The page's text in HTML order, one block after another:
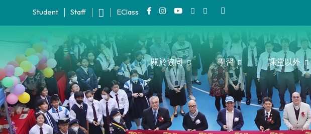
Student Staff EClass
關於協同 學習 課堂以外